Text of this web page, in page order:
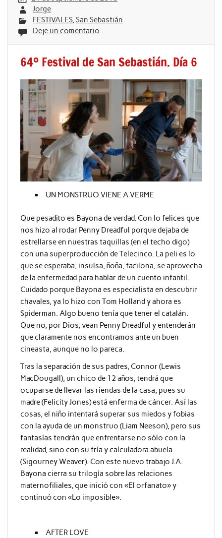
Jorge
FESTIVALES,San Sebastián
Deje un comentario
64º Festival de San Sebastián. Día 6
UN MONSTRUO VIENE A VERME
Que pesadito es Bayona de verdad. Con lo felices que
nos hizo al rodar Penny Dreadful porque dejaba de
estrellarse en nuestras taquillas (en el techo digo)
con una superproducción de Telecinco. La peli es lo
que se esperaba, insulsa, ñoña, facilona, se aprovecha
de la enfermedad para hablar de un cuento infantil.
Cuidado porque Bayona es especialista en descubrir
chavales, ya lo hizo con Tom Holland y ahora es
Spiderman. Algo bueno tenía que tener el catalán.
Que no, por Dios, vean Penny Dreadful y entenderán
que claramente nos encontramos ante un buen
cineasta, aunque no lo pareca.
Tras la separación de sus padres, Connor (Lewis
MacDougall), un chico de 12 años, tendrá que
ocuparse de llevar las riendas de la casa, pues su
madre (Felicity Jones) está enferma de cáncer. Así las
cosas, el niño intentará superar sus miedos y fobias
con la ayuda de un monstruo (Liam Neeson), pero sus
fantasías tendrán que enfrentarse no sólo con la
realidad, sino con su fría y calculadora abuela
(Sigourney Weaver). Con este nuevo trabajo J.A.
Bayona cierra su trilogía sobre las relaciones
maternofiliales, que inició con «El orfanato» y
continuó con «Lo imposible».
AFTER LOVE